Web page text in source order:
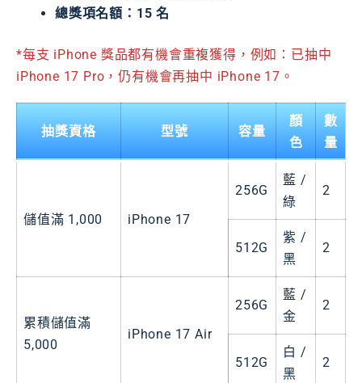
總獎項名額：15 名
*每支 iPhone 獎品都有機會重複獲得，例如：已抽中
iPhone 17 Pro，仍有機會再抽中 iPhone 17。
抽獎資格 型號 容量
顏
色
數
量
儲值滿 1,000 iPhone 17
256G
藍 /
綠
2
512G
紫 /
黑
2
累積儲值滿
5,000
iPhone 17 Air
256G
藍 /
金
2
512G
白 /
黑
2